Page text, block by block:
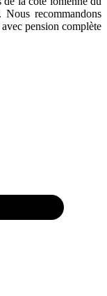
recommandons
pension complète